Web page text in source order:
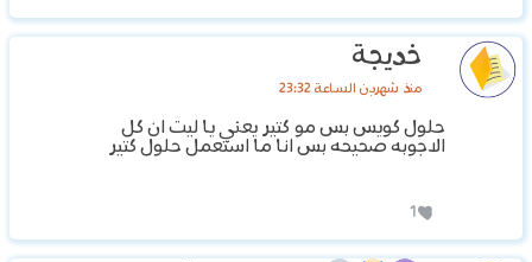
خديجة
منذ شهرين الساعة 23:32
حلول كويس بس مو كتير يعني يا ليت ان كل
الاجوبه صحيحه بس انا ما استعمل حلول كتير
1